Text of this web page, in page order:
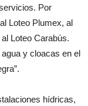
Por
Loteo Plumex, al
Loteo Carabús.
y cloacas en el
hídricas,